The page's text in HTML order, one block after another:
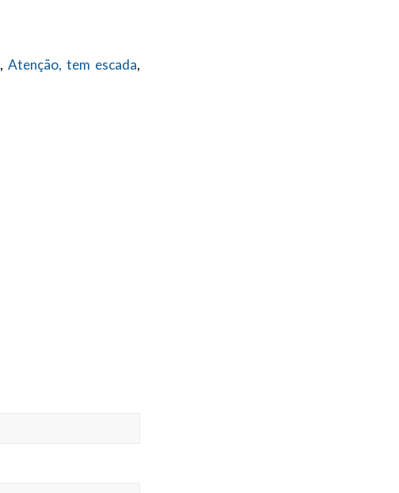
,Atenção, tem escada,